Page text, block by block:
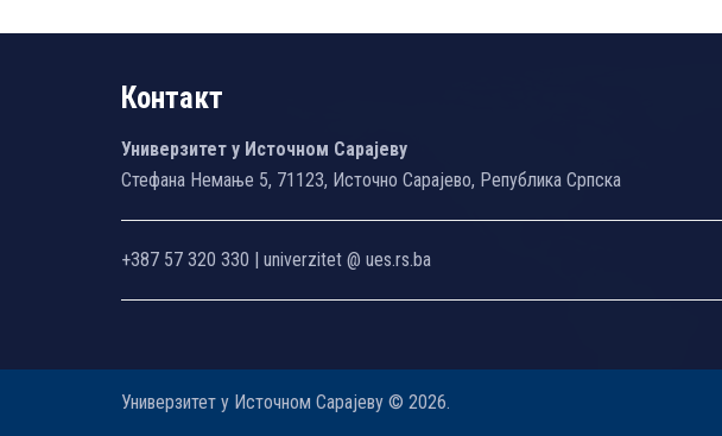
Контакт
Универзитет у Источном Сарајеву
Стефана Немање 5, 71123, Источно Сарајево, Република Српска
+387 57 320 330 | univerzitet @ ues.rs.ba
Универзитет у Источном Сарајеву © 2026.